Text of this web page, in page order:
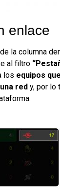
enlace
la columna
al filtro
los equipos
red y, por lo